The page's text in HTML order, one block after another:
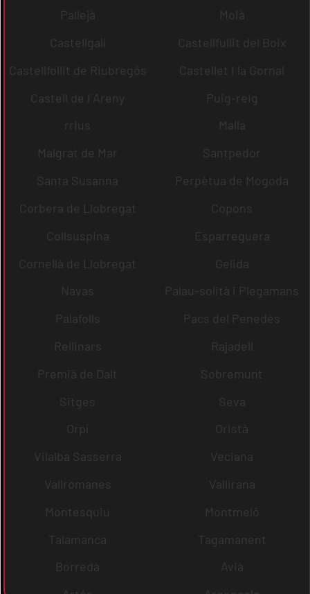
Pallejà
Moià
Castellgalí
Castellfullit del Boix
Castellfollit de Riubregós
Castellet i la Gornal
Castell de l´Areny
Puig-reig
rrius
Malla
Malgrat de Mar
Santpedor
Santa Susanna
Perpètua de Mogoda
Corbera de Llobregat
Copons
Collsuspina
Esparreguera
Cornellà de Llobregat
Gelida
Navas
Palau-solità i Plegamans
Palafolls
Pacs del Penedès
Rellinars
Rajadell
Premià de Dalt
Sobremunt
Sitges
Seva
Orpí
Oristà
Vilalba Sasserra
Veciana
Vallromanes
Vallirana
Montesquiu
Montmeló
Talamanca
Tagamanent
Borredà
Avià